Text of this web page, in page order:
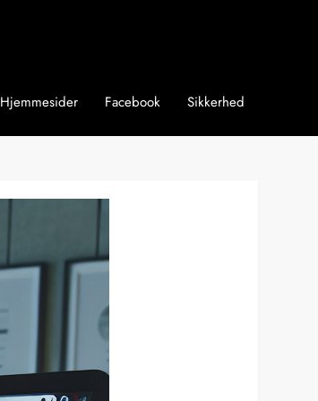
Hjemmesider Facebook Sikkerhed